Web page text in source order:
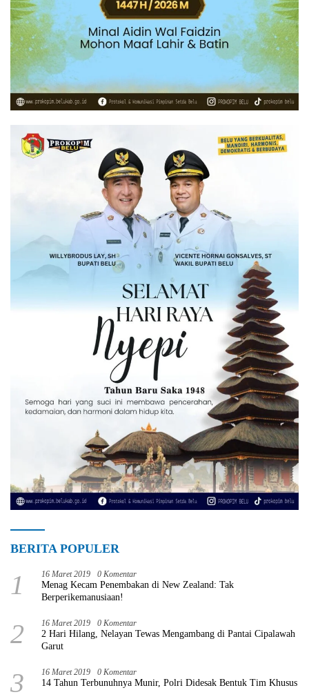
BERITA POPULER
1 16 Maret 2019 0 Komentar
Menag Kecam Penembakan di New Zealand: Tak
Berperikemanusiaan!
2 16 Maret 2019 0 Komentar
2 Hari Hilang, Nelayan Tewas Mengambang di Pantai Cipalawah
Garut
3 16 Maret 2019 0 Komentar
14 Tahun Terbunuhnya Munir, Polri Didesak Bentuk Tim Khusus